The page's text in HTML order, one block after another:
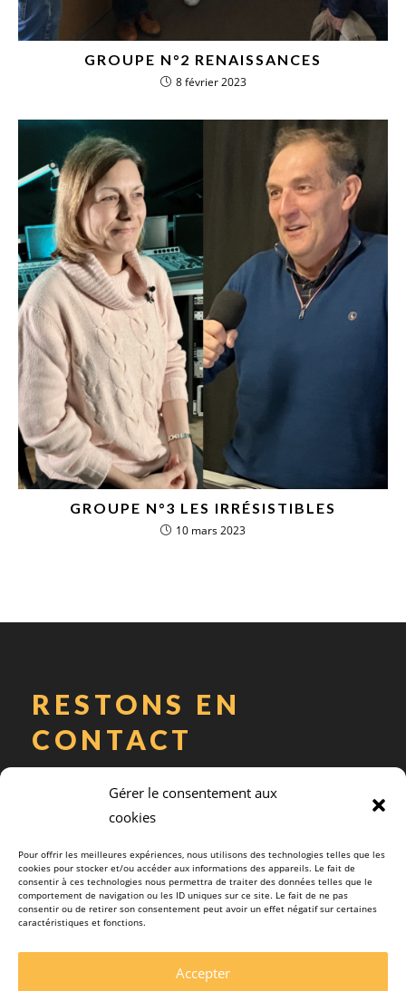
Gérer le consentement aux
cookies
Pour offrir les meilleures expériences, nous utilisons des technologies telles que les
cookies pour stocker et/ou accéder aux informations des appareils. Le fait de
consentir à ces technologies nous permettra de traiter des données telles que le
comportement de navigation ou les ID uniques sur ce site. Le fait de ne pas
consentir ou de retirer son consentement peut avoir un effet négatif sur certaines
caractéristiques et fonctions.
Accepter
GROUPE N°2 RENAISSANCES
8 février 2023
GROUPE N°3 LES IRRÉSISTIBLES
10 mars 2023
RESTONS EN
CONTACT
Abonnez-vous à notre newsletter
J'ai lu et j'accepte lestermes et conditions.